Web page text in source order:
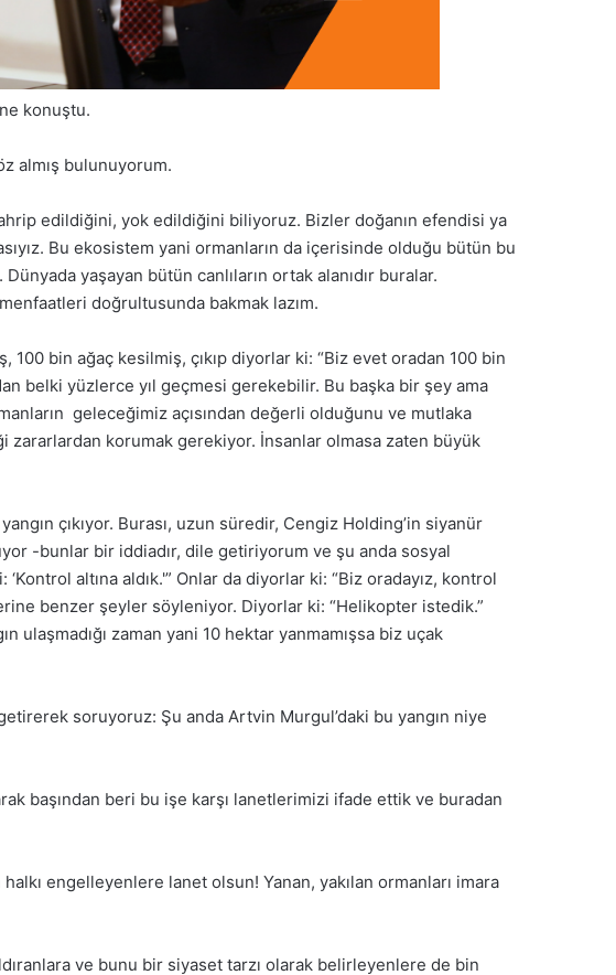
konuştu.
almış bulunuyorum.
edildiğini, yok edildiğini biliyoruz. Bizler doğanın efendisi ya
Bu ekosistem yani ormanların da içerisinde olduğu bütün bu
yaşayan bütün canlıların ortak alanıdır buralar.
doğrultusunda bakmak lazım.
bin ağaç kesilmiş, çıkıp diyorlar ki: “Biz evet oradan 100 bin
belki yüzlerce yıl geçmesi gerekebilir. Bu başka bir şey ama
geleceğimiz açısından değerli olduğunu ve mutlaka
zararlardan korumak gerekiyor. İnsanlar olmasa zaten büyük
çıkıyor. Burası, uzun süredir, Cengiz Holding’in siyanür
-bunlar bir iddiadır, dile getiriyorum ve şu anda sosyal
altına aldık.'” Onlar da diyorlar ki: “Biz oradayız, kontrol
benzer şeyler söyleniyor. Diyorlar ki: “Helikopter istedik.”
zaman yani 10 hektar yanmamışsa biz uçak
soruyoruz: Şu anda Artvin Murgul’daki bu yangın niye
başından beri bu işe karşı lanetlerimizi ifade ettik ve buradan
engelleyenlere lanet olsun! Yanan, yakılan ormanları imara
ve bunu bir siyaset tarzı olarak belirleyenlere de bin